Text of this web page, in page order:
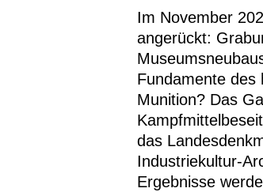
Im November
angerückt:
Fundamente des
Munition? Das
das
Industriekultur-
Ergebnisse